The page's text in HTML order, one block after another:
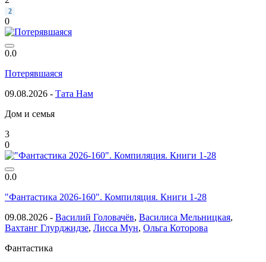
2
0
0.0
Потерявшаяся
09.08.2026 - Тата Нам
Дом и семья
3
0
0.0
"Фантастика 2026-160". Компиляция. Книги 1-28
09.08.2026 - Василий Головачёв, Василиса Мельницкая,
Вахтанг Глурджидзе, Лисса Мун, Ольга Которова
Фантастика